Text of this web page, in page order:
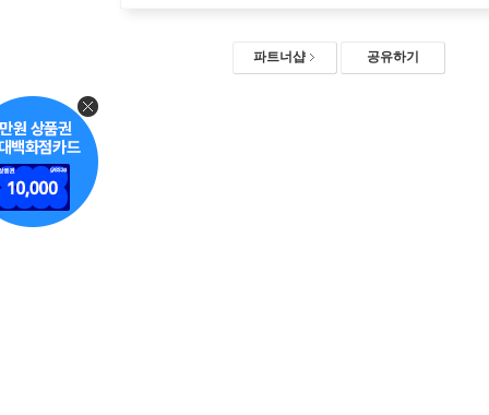
파트너샵 공유하기